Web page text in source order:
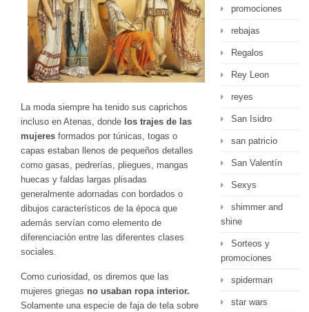
La moda siempre ha tenido sus caprichos
incluso en Atenas, donde los trajes de las
mujeres formados por túnicas, togas o
capas estaban llenos de pequeños detalles
como gasas, pedrerías, pliegues, mangas
huecas y faldas largas plisadas
generalmente adornadas con bordados o
dibujos característicos de la época que
además servían como elemento de
diferenciación entre las diferentes clases
sociales.
Como curiosidad, os diremos que las
mujeres griegas no usaban ropa interior.
Solamente una especie de faja de tela sobre
promociones
rebajas
Regalos
Rey Leon
reyes
San Isidro
san patricio
San Valentín
Sexys
shimmer and
shine
Sorteos y
promociones
spiderman
star wars